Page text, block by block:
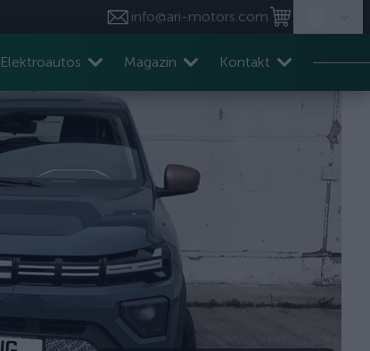
info@ari-motors.com
Elektroautos Magazin Kontakt